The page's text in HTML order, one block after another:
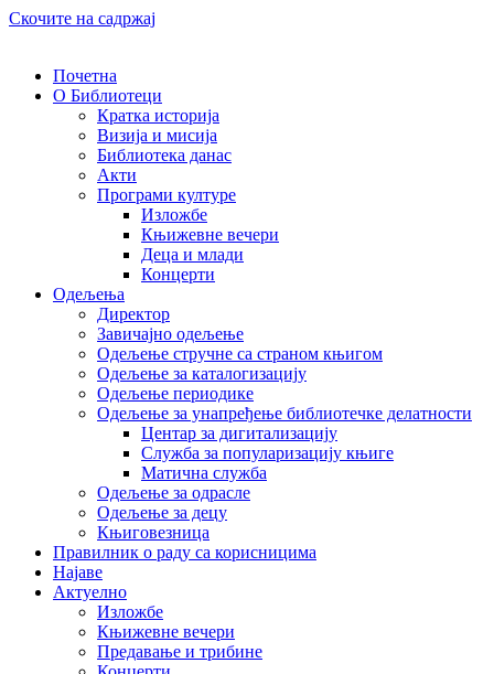
Скочите на садржај
Почетна
О Библиотеци
Кратка историја
Визија и мисија
Библиотека данас
Акти
Програми културе
Изложбе
Књижевне вечери
Деца и млади
Концерти
Одељења
Директор
Завичајно одељење
Одељење стручне са страном књигом
Одељење за каталогизацију
Одељење периодике
Одељење за унапређење библиотечке делатности
Центар за дигитализацију
Служба за популаризацију књиге
Матична служба
Одељење за одрасле
Одељење за децу
Књиговезница
Правилник о раду са корисницима
Најаве
Актуелно
Изложбе
Књижевне вечери
Предавање и трибине